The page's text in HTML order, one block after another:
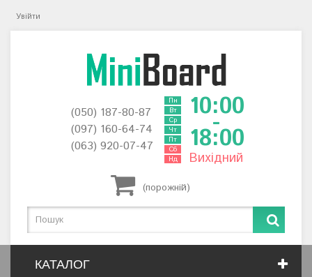
Увійти
(порожній)
(050) 187-80-87
(097) 160-64-74
(063) 920-07-47
Пн
Вт
Ср
Чт
Пт
Сб
Нд
10:00
-
18:00
Вихідний
КАТАЛОГ